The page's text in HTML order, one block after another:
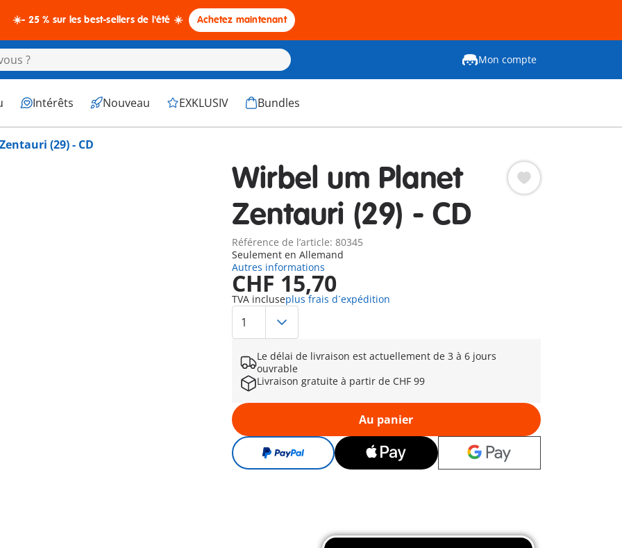
☀️- 25 % sur les best-sellers de l'été ☀️ Achetez maintenant
Mon compte
Intérêts Nouveau EXKLUSIV Bundles
(29) - CD
Wirbel um Planet
Zentauri (29) - CD
Référence de l’article: 80345
Seulement en Allemand
Autres informations
CHF 15,70
TVA incluseplus frais d´expédition
Le délai de livraison est actuellement de 3 à 6 jours
ouvrable
Livraison gratuite à partir de CHF 99
Au panier